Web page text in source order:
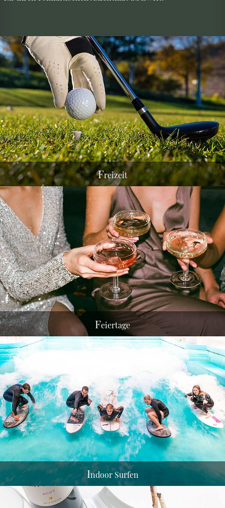
reizeit
F eiertage
ndoor Surfen